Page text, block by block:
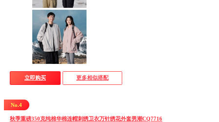
立即购买 更多相似搭配
No.4
秋季重磅350克纯棉华棉连帽刺绣卫衣万针绣花外套男潮CQ7716